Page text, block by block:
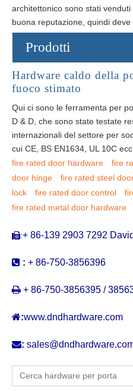
architettonico sono stati
buona reputazione, quindi
Prodotti
Hardware caldo della
fuoco stimato
Qui ci sono le ferramenta per
D & D, che sono state testate
internazionali del settore per
cui CE, BS EN1634, UL 10C ecc.
fire rated door hardware
fire
door hinge
fire rated steel
lock
fire rated door control
fire rated metal door hardware
:+ 86-139 2903 7292
 : + 86-750-3856396
 + 86-750-3856395 /
:www.dndhardware.com
: